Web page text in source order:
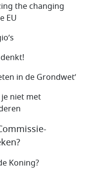
the changing
EU
in de Grondwet’
niet met
Koning?